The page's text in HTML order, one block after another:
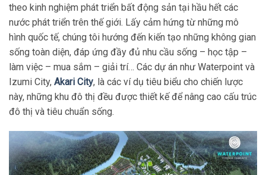
theo kinh nghiệm phát triển bất động sản tại hầu hết các
nước phát triển trên thế giới. Lấy cảm hứng từ những mô
hình quốc tế, chúng tôi hướng đến kiến tạo những không gian
sống toàn diện, đáp ứng đầy đủ nhu cầu sống – học tập –
làm việc – mua sắm – giải trí… Các dự án như Waterpoint và
Izumi City, Akari City, là các ví dụ tiêu biểu cho chiến lược
này, những khu đô thị đều được thiết kế để nâng cao cấu trúc
đô thị và tiêu chuẩn sống.